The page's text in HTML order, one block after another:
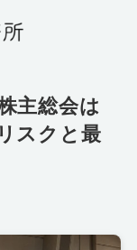
主総会は
スクと最